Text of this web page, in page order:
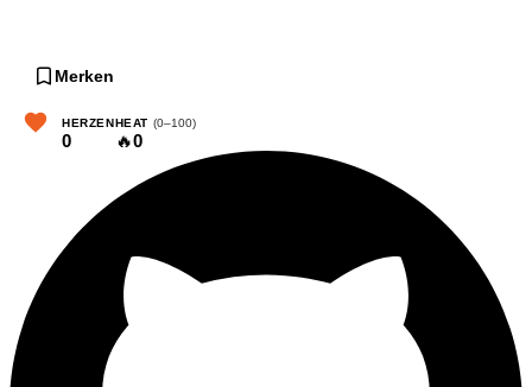
Merken
HERZEN
0
HEAT (0–100)
🔥0